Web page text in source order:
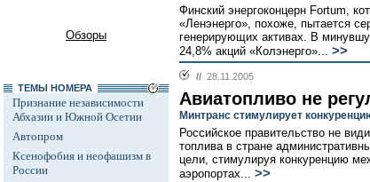
Обзоры
ТЕМЫ НОМЕРА
Признание независимости
Абхазии и Южной Осетии
Автопром
Ксенофобия и неофашизм в
России
Финский энергоконцерн Fortum,
«Ленэнерго», похоже, пытается
генерирующих активах. В
24,8% акций «Колэнерго»... >>
// 28.11.2005
Авиатопливо не
Минтранс стимулирует
Российское правительство не
топлива в стране
цели, стимулируя конкуренцию
аэропортах... >>